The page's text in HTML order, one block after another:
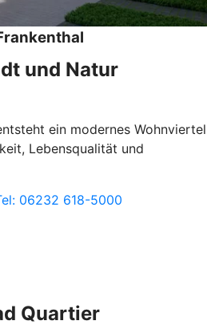
und Natur
ein modernes Wohnviertel
Lebensqualität und
06232 618-5000
Quartier